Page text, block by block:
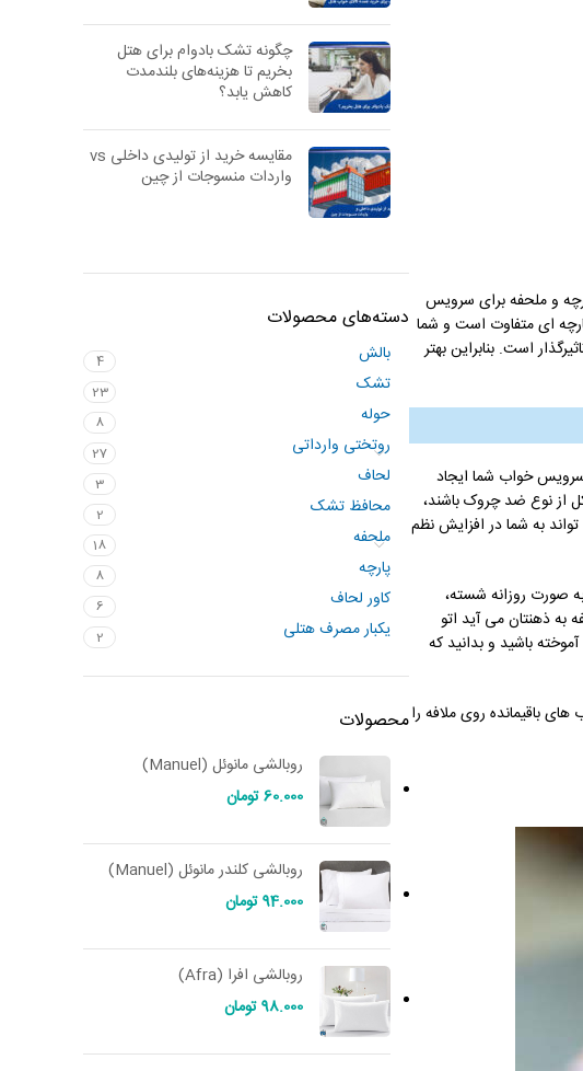
و ملحفه برای سرویس
ای متفاوت است و شما
است. بنابراین بهتر
خواب شما ایجاد
از نوع ضد چروک باشند،
به شما در افزایش نظم
صورت روزانه شسته،
ذهنتان می آید اتو
باشید و بدانید که
باقیمانده روی ملافه را
چگونه تشک بادوام برای هتل
بخریم تا هزینه‌های بلندمدت
کاهش یابد؟
مقایسه خرید از تولیدی داخلی vs
واردات منسوجات از چین
دسته‌های محصولات
بالش 4
تشک 23
حوله 8
روتختی وارداتی 27
لحاف 3
محافظ تشک 2
ملحفه 18
پارچه 8
کاور لحاف 6
یکبار مصرف هتلی 2
محصولات
روبالشی مانوئل (Manuel)
60.000تومان
روبالشی کلندر مانوئل (Manuel)
94.000تومان
روبالشی افرا (Afra)
98.000تومان